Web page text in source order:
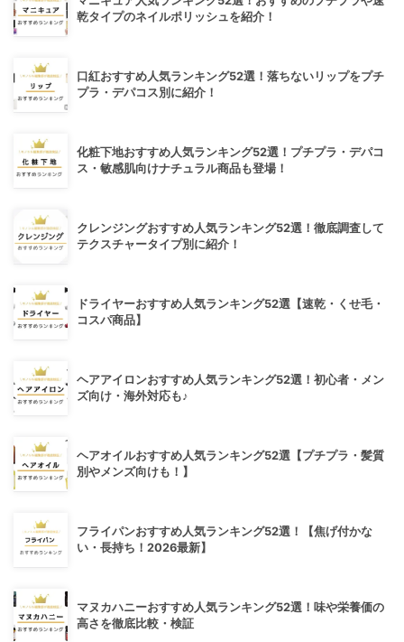
乾タイプのネイルポリッシュを紹介！
口紅おすすめ人気ランキング52選！落ちないリップをプチ
プラ・デパコス別に紹介！
化粧下地おすすめ人気ランキング52選！プチプラ・デパコ
ス・敏感肌向けナチュラル商品も登場！
クレンジングおすすめ人気ランキング52選！徹底調査して
テクスチャータイプ別に紹介！
ドライヤーおすすめ人気ランキング52選【速乾・くせ毛・
コスパ商品】
ヘアアイロンおすすめ人気ランキング52選！初心者・メン
ズ向け・海外対応も♪
ヘアオイルおすすめ人気ランキング52選【プチプラ・髪質
別やメンズ向けも！】
フライパンおすすめ人気ランキング52選！【焦げ付かな
い・長持ち！2026最新】
マヌカハニーおすすめ人気ランキング52選！味や栄養価の
高さを徹底比較・検証